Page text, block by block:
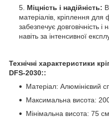
Міцність і надійність:
матеріалів, кріплення
забезпечує довговічність і
навіть за інтенсивної
Технічні характеристики
DFS-2030::
Матеріал: Алюмінієвий
Максимальна висота:
Мінімальна висота: 75 см